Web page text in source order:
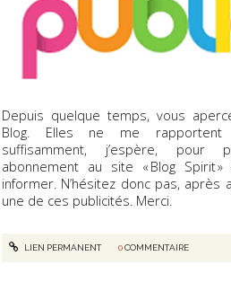
Depuis quelque temps, vous
Blog. Elles ne me rapportent
suffisamment, j’espère, pour
abonnement au site « Blog Spirit
informer. N’hésitez donc pas, après
une de ces publicités. Merci.
LIEN PERMANENT 0COMMENTAIRE